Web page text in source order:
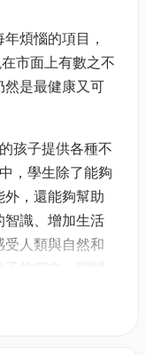
煩惱的項目，
市面上有數之不
然是最健康又可
孩子提供各種不
，學生除了能夠
，還能夠幫助
智識、增加生活
受人類與自然和
的獨立、開闊